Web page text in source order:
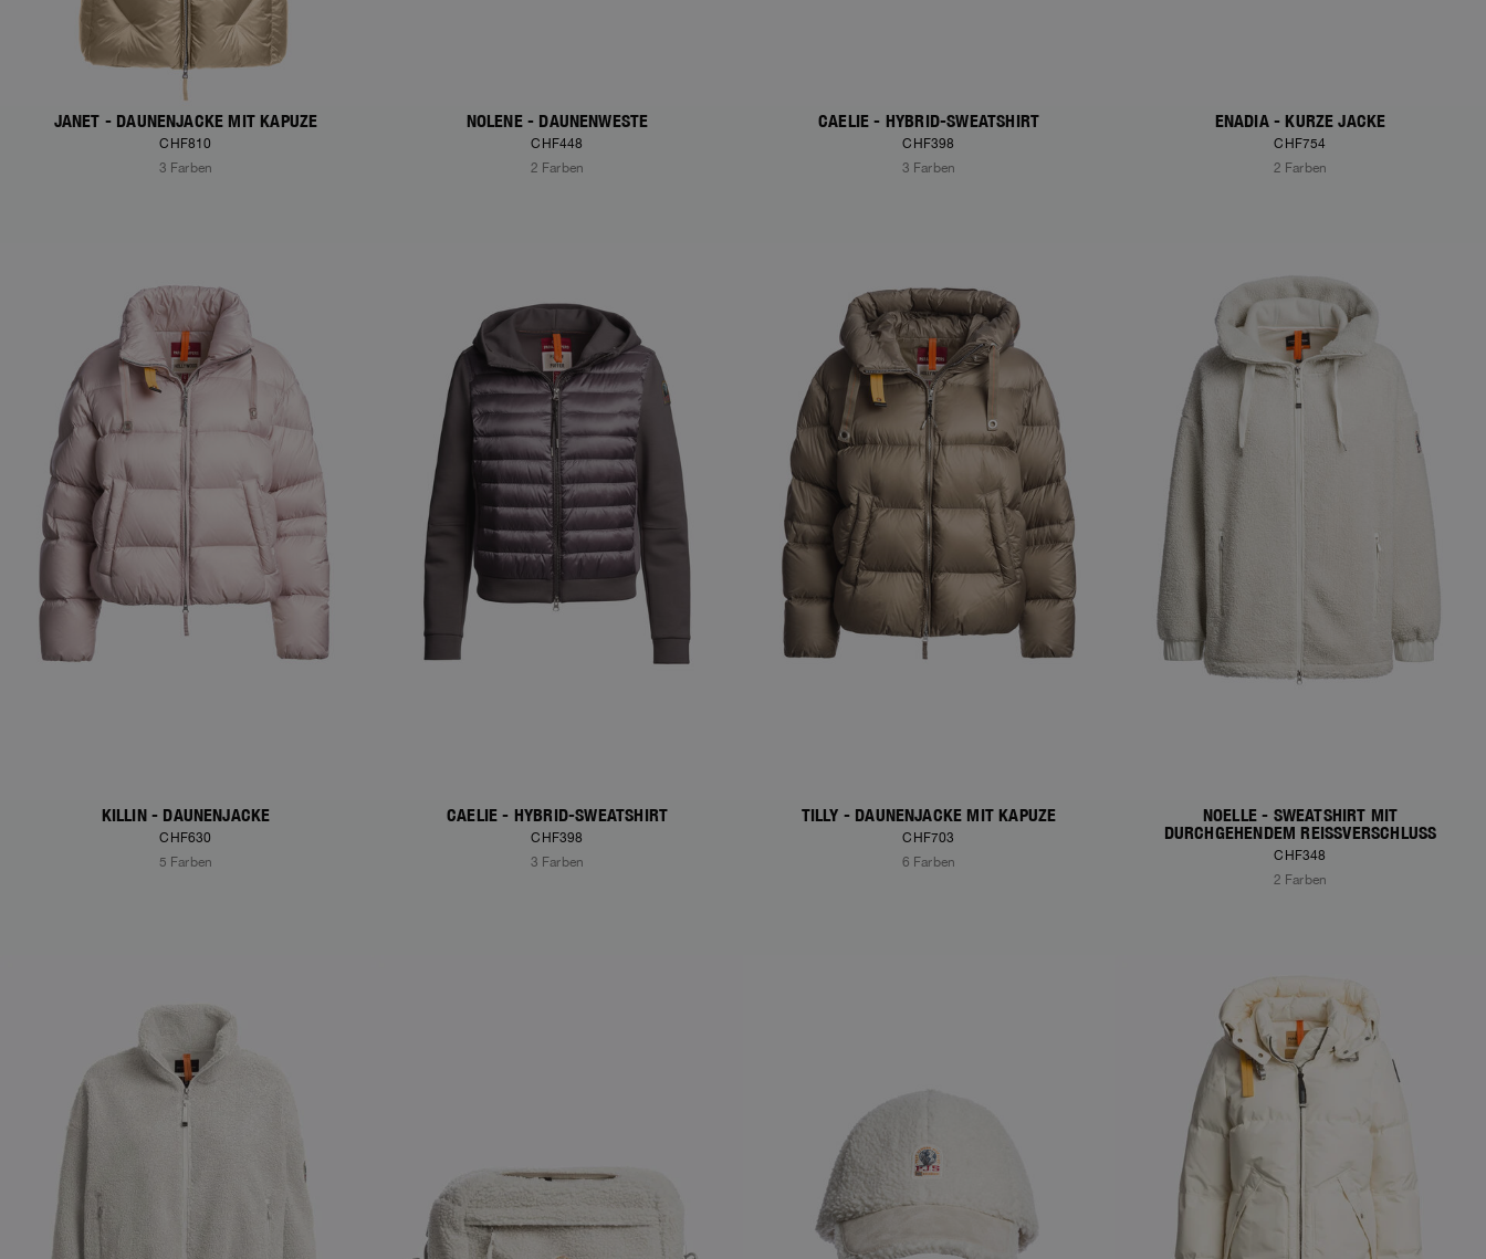
JANET - DAUNENJACKE MIT KAPUZE
CHF810
3 Farben
NOLENE - DAUNENWESTE
CHF448
2 Farben
CAELIE - HYBRID-SWEATSHIRT
CHF398
3 Farben
ENADIA - KURZE JACKE
CHF754
2 Farben
KILLIN - DAUNENJACKE
CHF630
5 Farben
CAELIE - HYBRID-SWEATSHIRT
CHF398
3 Farben
TILLY - DAUNENJACKE MIT KAPUZE
CHF703
6 Farben
NOELLE - SWEATSHIRT MIT
DURCHGEHENDEM REISSVERSCHLUSS
CHF348
2 Farben
NEW ARRIVALS